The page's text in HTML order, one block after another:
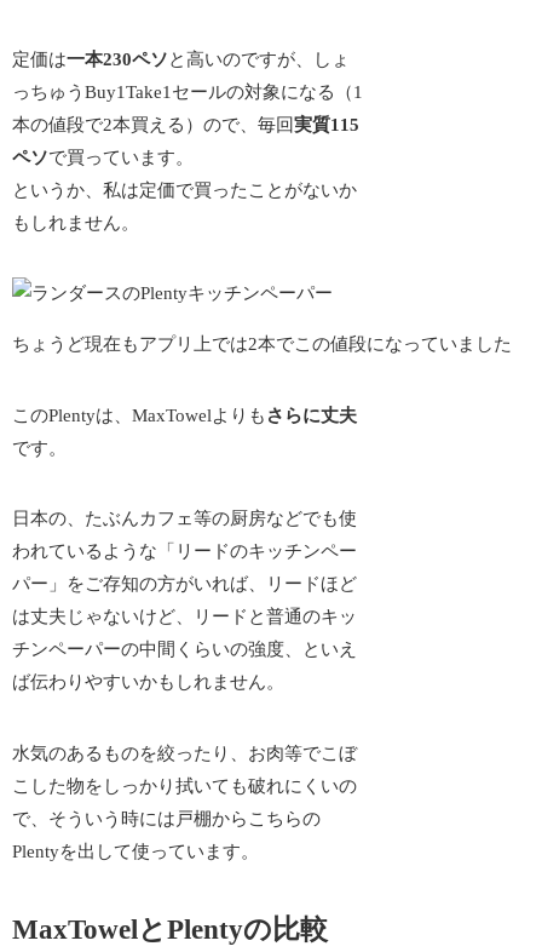
定価は一本230ペソと高いのですが、しょ
っちゅうBuy1Take1セールの対象になる（1
本の値段で2本買える）ので、毎回実質115
ペソで買っています。
というか、私は定価で買ったことがないか
もしれません。
ちょうど現在もアプリ上では2本でこの値段になっていました
このPlentyは、MaxTowelよりも さらに丈夫
です。
日本の、たぶんカフェ等の厨房などでも使
われているような「リードのキッチンペー
パー」をご存知の方がいれば、リードほど
は丈夫じゃないけど、
リードと普通のキッ
チンペーパーの中間くらいの強度、といえ
ば伝わりやすいかもしれません。
水気のあるものを絞ったり、お肉等でこぼ
こした物をしっかり拭いても破れにくいの
で、そういう時には戸棚からこちらの
Plentyを出して使っています。
MaxTowelとPlentyの比較